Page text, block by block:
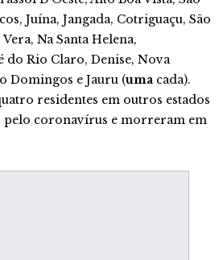
Juína, Jangada, Cotriguaçu, São
Na Santa Helena,
do Rio Claro, Denise, Nova
Domingos e Jauru (uma cada).
residentes em outros estados
coronavírus e morreram em